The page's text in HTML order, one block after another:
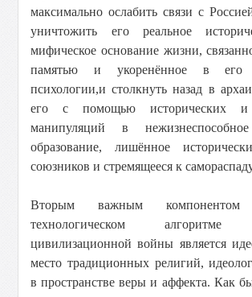
максимально ослабить связи с
уничтожить его реальное
мифическое основание жизни,
памятью и укоренённое в его
психологии,и столкнуть назад в
его с помощью исторических и
манипуляций в
образование, лишённое
союзников и стремящееся к
Вторым важным
технологическом алгоритме
цивилизационной войны является
место традиционных религий,
в пространстве веры и аффекта. Как